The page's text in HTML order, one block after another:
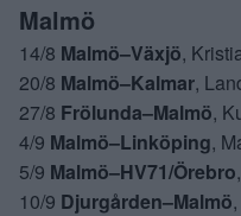
Malmö
14/8 Malmö–Växjö,
20/8 Malmö–Kalmar,
27/8 Frölunda–Malmö,
4/9 Malmö–Linköping,
5/9 Malmö–HV71/Örebro
10/9 Djurgården–Malmö